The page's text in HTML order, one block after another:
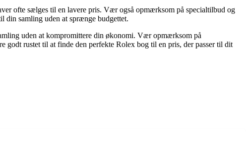
ofte sælges til en lavere pris. Vær også opmærksom på specialtilbud og
din samling uden at sprænge budgettet.
uden at kompromittere din økonomi. Vær opmærksom på
rustet til at finde den perfekte Rolex bog til en pris, der passer til dit